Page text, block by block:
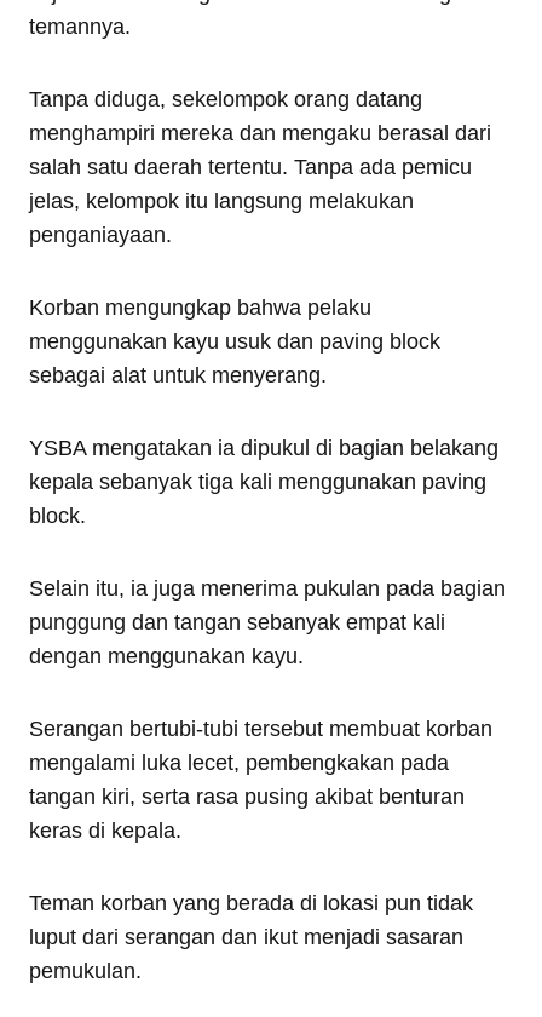
temannya.
Tanpa diduga, sekelompok orang datang
menghampiri mereka dan mengaku berasal dari
salah satu daerah tertentu. Tanpa ada pemicu
jelas, kelompok itu langsung melakukan
penganiayaan.
Korban mengungkap bahwa pelaku
menggunakan kayu usuk dan paving block
sebagai alat untuk menyerang.
YSBA mengatakan ia dipukul di bagian belakang
kepala sebanyak tiga kali menggunakan paving
block.
Selain itu, ia juga menerima pukulan pada bagian
punggung dan tangan sebanyak empat kali
dengan menggunakan kayu.
Serangan bertubi-tubi tersebut membuat korban
mengalami luka lecet, pembengkakan pada
tangan kiri, serta rasa pusing akibat benturan
keras di kepala.
Teman korban yang berada di lokasi pun tidak
luput dari serangan dan ikut menjadi sasaran
pemukulan.